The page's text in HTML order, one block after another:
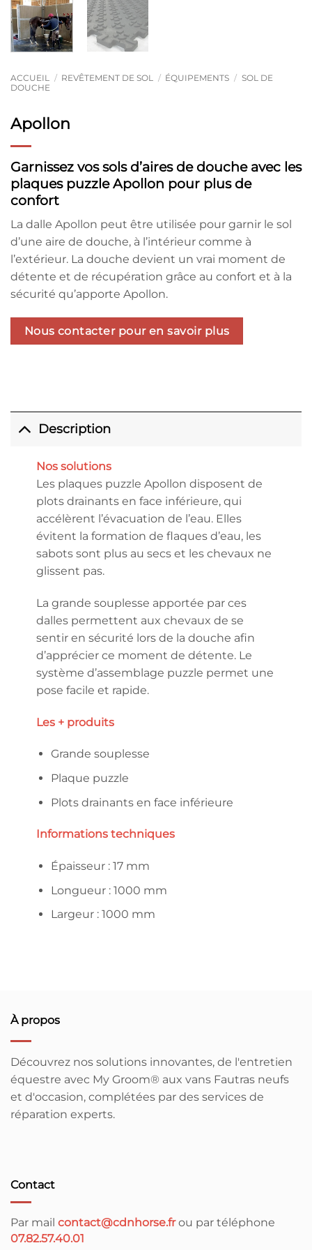
ACCUEIL / REVÊTEMENT DE SOL / ÉQUIPEMENTS / SOL DE
DOUCHE
Apollon
Garnissez vos sols d’aires de douche avec les
plaques puzzle Apollon pour plus de
confort
La dalle Apollon peut être utilisée pour garnir le sol
d’une aire de douche, à l’intérieur comme à
l’extérieur. La douche devient un vrai moment de
détente et de récupération grâce au confort et à la
sécurité qu’apporte Apollon.
Nous contacter pour en savoir plus
Description
Nos solutions
Les plaques puzzle Apollon disposent de
plots drainants en face inférieure, qui
accélèrent l’évacuation de l’eau. Elles
évitent la formation de flaques d’eau, les
sabots sont plus au secs et les chevaux ne
glissent pas.
La grande souplesse apportée par ces
dalles permettent aux chevaux de se
sentir en sécurité lors de la douche afin
d’apprécier ce moment de détente. Le
système d’assemblage puzzle permet une
pose facile et rapide.
Les + produits
Grande souplesse
Plaque puzzle
Plots drainants en face inférieure
Informations techniques
Épaisseur : 17 mm
Longueur : 1000 mm
Largeur : 1000 mm
À propos
Découvrez nos solutions innovantes, de l'entretien
équestre avec My Groom® aux vans Fautras neufs
et d'occasion, complétées par des services de
réparation experts.
Contact
Par mail contact@cdnhorse.frou par téléphone
07.82.57.40.01